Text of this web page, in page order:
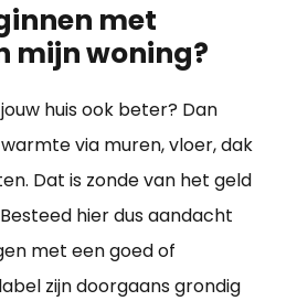
met
mijn woning?
huis ook beter? Dan
via muren, vloer, dak
Dat is zonde van het geld
hier dus aandacht
met een goed of
zijn doorgaans grondig